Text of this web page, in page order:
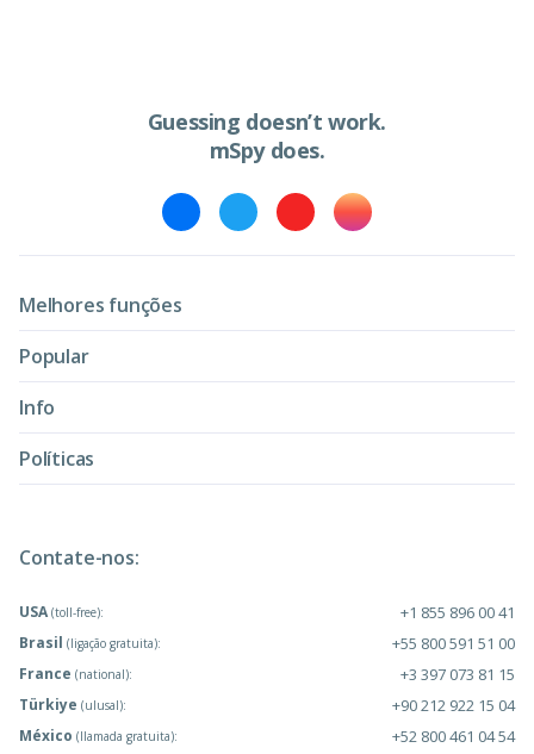
Guessing doesn’t work.
mSpy does.
Melhores funções
Popular
Info
Políticas
Contate-nos:
USA (toll-free): +1 855 896 00 41
Brasil (ligação gratuita): +55 800 591 51 00
France (national): +3 397 073 81 15
Türkiye (ulusal): +90 212 922 15 04
México (llamada gratuita): +52 800 461 04 54